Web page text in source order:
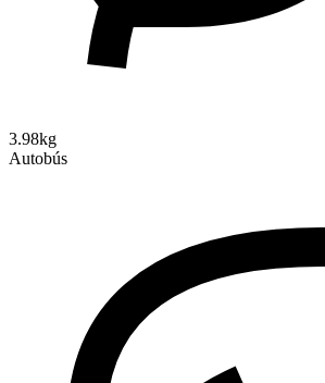
3.98kg
Autobús